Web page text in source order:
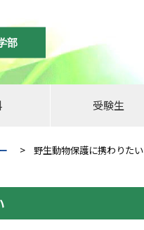
部
受験生
> 野生動物保護に携わりたい